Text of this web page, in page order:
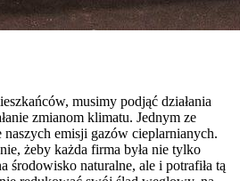
musimy podjąć działania
zmianom klimatu. Jednym ze
naszych emisji gazów cieplarnianych.
żeby każda firma była nie tylko
środowisko naturalne, ale i potrafiła tą